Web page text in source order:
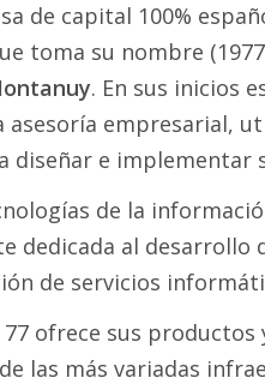
de capital 100%
toma su nombre
. En sus inicios
asesoría empresarial,
diseñar e implementar
de la
dedicada al
de servicios
ofrece sus
las más variadas